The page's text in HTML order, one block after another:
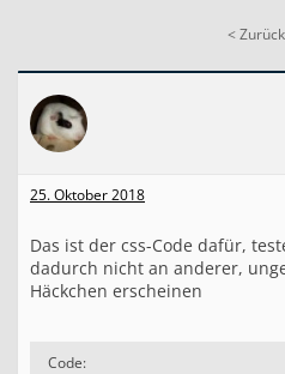
p
< Zurück
25. Oktober 2018
Das ist der css-Code dafür,
dadurch nicht an anderer,
Häckchen erscheinen
Code: